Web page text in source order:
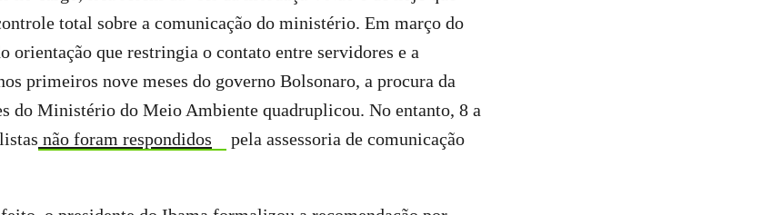
total sobre a comunicação do ministério. Em março do
orientação que restringia o contato entre servidores e a
primeiros nove meses do governo Bolsonaro, a procura da
do Ministério do Meio Ambiente quadruplicou. No entanto, 8 a
não foram respondidos
pela assessoria de comunicação